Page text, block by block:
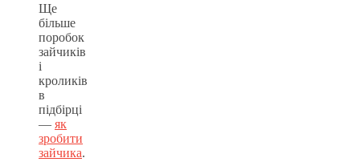
Ще
більше
поробок
зайчиків
і
кроликів
в
підбірці
— як
зробити
зайчика.